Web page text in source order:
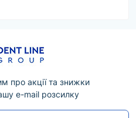
увагу на призначення,
матеріал
виробника. Для
матеріалів
умови зберігання,
про акції та знижки
e-mail розсилку